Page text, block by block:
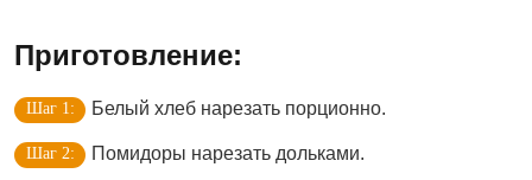
Приготовление:
Белый хлеб нарезать порционно.
Помидоры нарезать дольками.